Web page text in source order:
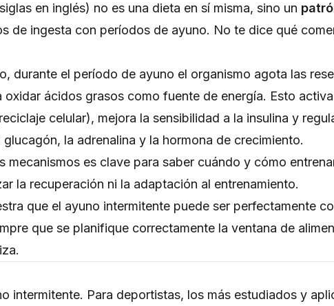
en inglés) no es una dieta en sí misma, sino un
de ingesta con períodos de ayuno. No te dice qué
durante el período de ayuno el organismo agota las
ácidos grasos como fuente de energía. Esto
celular), mejora la sensibilidad a la insulina y
la adrenalina y la hormona de crecimiento.
mecanismos es clave para saber cuándo y cómo
la recuperación ni la adaptación al entrenamiento.
que el ayuno intermitente puede ser perfectamente
que se planifique correctamente la ventana de
intermitente. Para deportistas, los más estudiados y